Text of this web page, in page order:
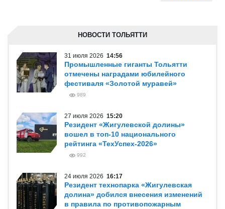
НОВОСТИ ТОЛЬЯТТИ
31 июля 2026 14:56
Промышленные гиганты Тольятти
отмечены наградами юбилейного
фестиваля «Золотой муравей»
989
27 июля 2026 15:20
Резидент «Жигулевской долины»
вошел в топ-10 национального
рейтинга «ТехУспех-2026»
992
24 июля 2026 16:17
Резидент технопарка «Жигулевская
долина» добился внесения изменений
в правила по противопожарным